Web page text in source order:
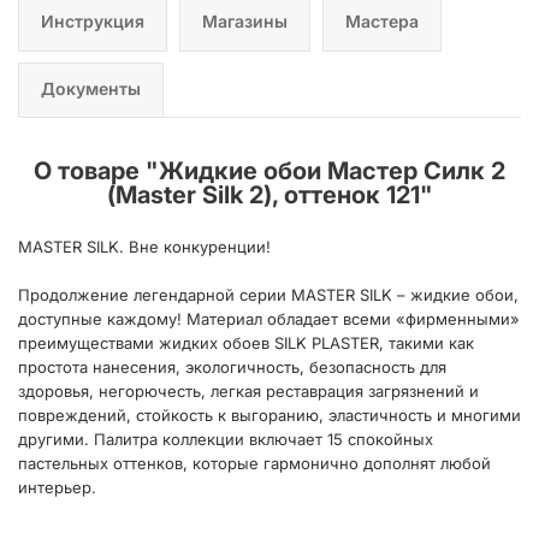
Инструкция Магазины Мастера
Документы
О товаре "Жидкие обои Мастер Силк 2
(Master Silk 2), оттенок 121"
MASTER SILK. Вне конкуренции!
Продолжение легендарной серии MASTER SILK – жидкие обои,
доступные каждому! Материал обладает всеми «фирменными»
преимуществами жидких обоев SILK PLASTER, такими как
простота нанесения, экологичность, безопасность для
здоровья, негорючесть, легкая реставрация загрязнений и
повреждений, стойкость к выгоранию, эластичность и многими
другими. Палитра коллекции включает 15 спокойных
пастельных оттенков, которые гармонично дополнят любой
интерьер.